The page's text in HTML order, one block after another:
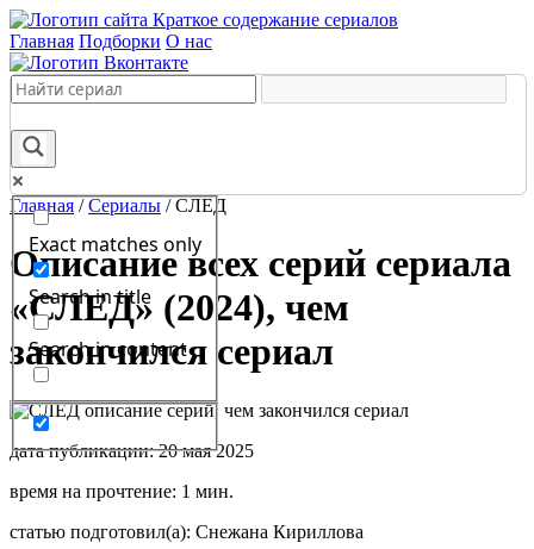
Краткое содержание сериалов
Главная Подборки О нас
Exact matches only
Search in title
Search in content
Главная /Сериалы /СЛЕД
Описание всех серий сериала
«СЛЕД» (2024), чем
закончился сериал
дата публикации: 20 мая 2025
время на прочтение: 1 мин.
статью подготовил(а): Снежана Кириллова